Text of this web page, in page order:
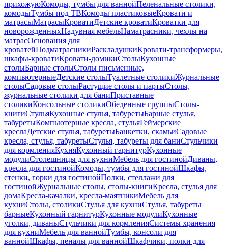
прихожуюКомоды, тумбы для ваннойПеленальные столики,
комодыТумбы под ТВКомоды пластиковыеКровати и
матрасыМатрасыКроватиДетские кроватиКроватки для
новорожденныхНадувная мебельНаматрасники, чехлы на
матрасОснования для
кроватейПодматрасникиРаскладушкиКровати-трансформеры,
шкафы-кроватиКровати-домикиСтолыКухонные
столыБарные столыСтолы письменные,
компьютерныеДетские столыТуалетные столикиЖурнальные
столыСадовые столыРастущие столы и партыСтолы,
журнальные столики для баниПриставные
столикиКонсольные столикиОбеденные группыСтолы-
книгиСтульяКухонные стулья, табуретыБарные стулья,
табуретыКомпьютерные кресла, стульяГеймерские
креслаДетские стулья, табуретыБанкетки, скамьиСадовые
кресла, стулья, табуретыСтулья, табуреты для баниСтульчики
для кормленияКухняКухонный гарнитурКухонные
модулиСтолешницы для кухниМебель для гостинойДиваны,
кресла для гостинойКомоды, тумбы для гостинойШкафы,
стенки, горки для гостинойПолки, стеллажи для
гостинойЖурнальные столы, столы-книгиКресла, стулья для
домаКресла-качалки, кресла-маятникиМебель для
кухниСтолы, столикиСтулья для кухниСтулья, табуреты
барныеКухонный гарнитурКухонные модулиКухонные
уголки, диваныСтульчики для кормленияСистемы хранения
для кухниМебель для ваннойТумбы, консоли для
ваннойШкафы, пеналы для ваннойШкафчики, полки для